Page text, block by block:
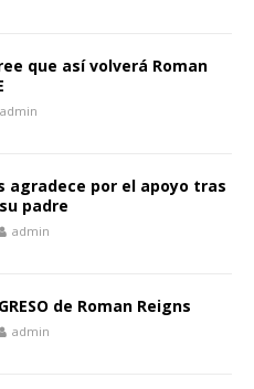
que así volverá Roman
admin
agradece por el apoyo tras
padre
admin
de Roman Reigns
admin